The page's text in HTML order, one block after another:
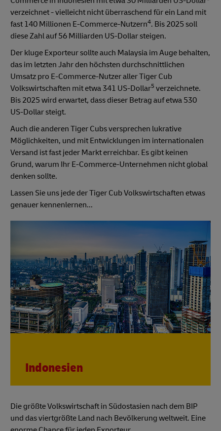
verzeichnet - vielleicht nicht überraschend für ein Land mit
fast 140 Millionen E-Commerce-Nutzern4. Bis 2025 soll
diese Zahl auf 56 Milliarden US-Dollar steigen.
Der kluge Exporteur sollte auch Malaysia im Auge behalten,
das im letzten Jahr den höchsten durchschnittlichen
Umsatz pro E-Commerce-Nutzer aller Tiger Cub
Volkswirtschaften mit etwa 341 US-Dollar5 verzeichnete.
Bis 2025 wird erwartet, dass dieser Betrag auf etwa 530
US-Dollar steigt.
Auch die anderen Tiger Cubs versprechen lukrative
Möglichkeiten, und mit Entwicklungen im internationalen
Versand ist fast jeder Markt erreichbar. Es gibt keinen
Grund, warum Ihr E-Commerce-Unternehmen nicht global
denken sollte.
Lassen Sie uns jede der Tiger Cub Volkswirtschaften etwas
genauer kennenlernen...
Indonesien
Die größte Volkswirtschaft in Südostasien nach dem BIP
und das viertgrößte Land nach Bevölkerung weltweit. Eine